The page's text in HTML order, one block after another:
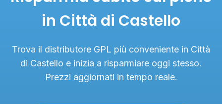
in Città di Castello
Trova il distributore GPL più conveniente in Città
di Castello e inizia a risparmiare oggi stesso.
Prezzi aggiornati in tempo reale.